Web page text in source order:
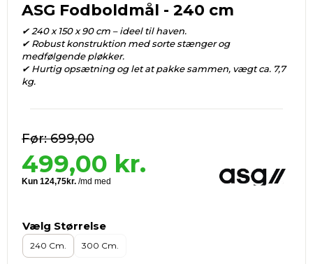
ASG Fodboldmål - 240 cm
✔ 240 x 150 x 90 cm – ideel til haven.
✔ Robust konstruktion med sorte stænger og
medfølgende pløkker.
✔ Hurtig opsætning og let at pakke sammen, vægt ca. 7,7
kg.
699,00
499,00 kr.
Vælg Størrelse
240 Cm. 300 Cm.